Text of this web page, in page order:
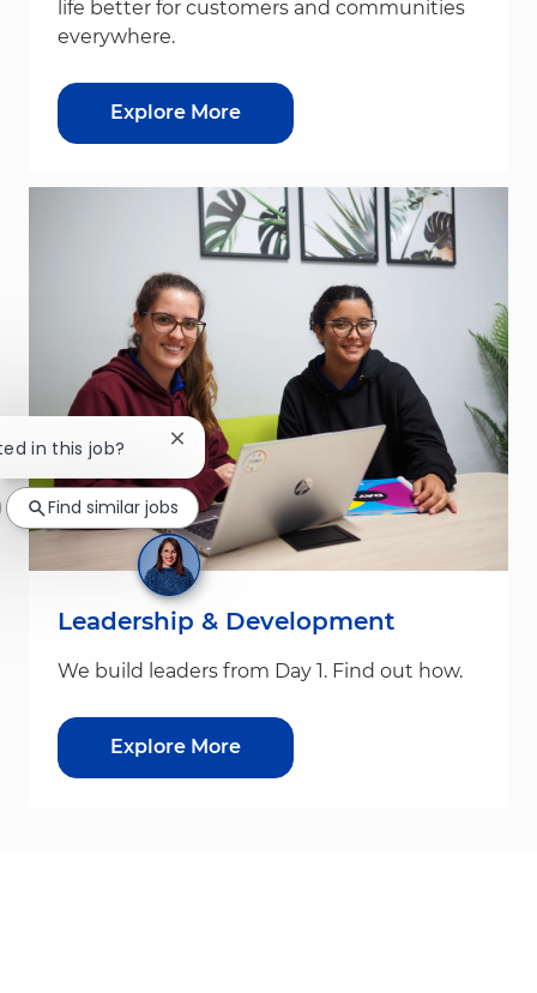
life better for customers and communities
everywhere.
Explore More
Leadership & Development
We build leaders from Day 1. Find out how.
Explore More
in this job? Close chatbot notification
Find similar jobs